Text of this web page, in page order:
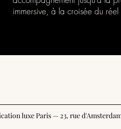
immersive, à la croisée du
luxe Paris — 23, rue